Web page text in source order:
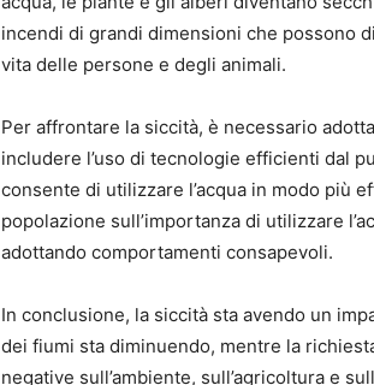
incendi di grandi dimensioni che possono
vita delle persone e degli animali.
Per affrontare la siccità, è necessario
includere l’uso di tecnologie efficienti dal
consente di utilizzare l’acqua in modo più
popolazione sull’importanza di utilizzare
adottando comportamenti consapevoli.
In conclusione, la siccità sta avendo un
dei fiumi sta diminuendo, mentre la
negative sull’ambiente, sull’agricoltura e